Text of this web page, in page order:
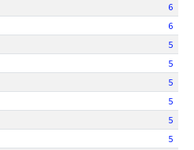
6
6
5
5
5
5
5
5